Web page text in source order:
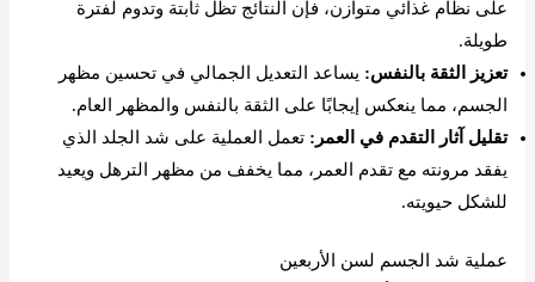
على نظام غذائي متوازن، فإن النتائج تظل ثابتة وتدوم لفترة
طويلة.
تعزيز الثقة بالنفس: يساعد التعديل الجمالي في تحسين مظهر
الجسم، مما ينعكس إيجابًا على الثقة بالنفس والمظهر العام.
تقليل آثار التقدم في العمر: تعمل العملية على شد الجلد الذي
يفقد مرونته مع تقدم العمر، مما يخفف من مظهر الترهل ويعيد
للشكل حيويته.
عملية شد الجسم لسن الأربعين